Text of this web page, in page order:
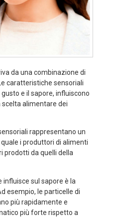
da una combinazione di
caratteristiche sensoriali
e il sapore, influiscono
alimentare dei
rappresentano un
i produttori di alimenti
prodotti da quelli della
sul sapore è la
esempio, le particelle di
più rapidamente e
più forte rispetto a